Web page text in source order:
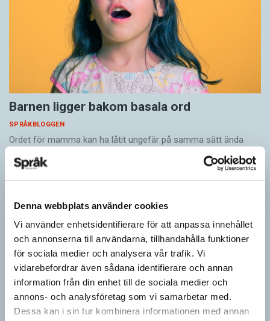
Denna webbplats använder cookies
Vi använder enhetsidentifierare för att anpassa innehållet
och annonserna till användarna, tillhandahålla funktioner
för sociala medier och analysera vår trafik. Vi
vidarebefordrar även sådana identifierare och annan
information från din enhet till de sociala medier och
annons- och analysföretag som vi samarbetar med.
Dessa kan i sin tur kombinera informationen med annan
Barnen ligger bakom basala ord
SPRÅKBLOGGEN
Ordet för mamma kan ha låtit ungefär på samma sätt ända
sedan stenåldern. Ordet är ett av ungefär 40 basala ord med
liknande språkljud, som…